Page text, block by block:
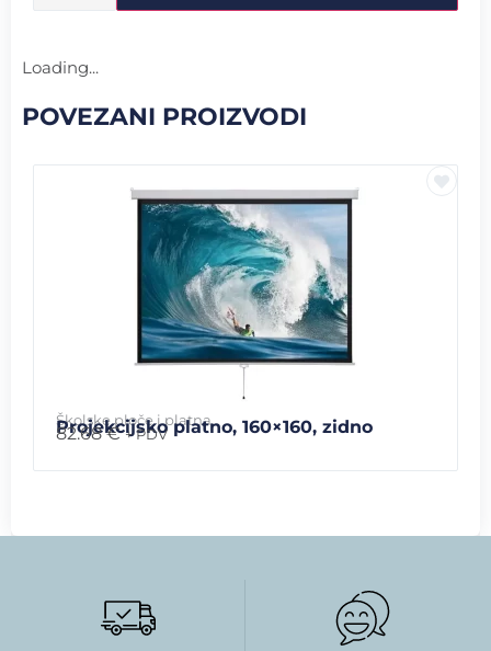
Loading...
POVEZANI PROIZVODI
Školske ploče i platna
Projekcijsko platno, 160×160, zidno
82.68€ + PDV